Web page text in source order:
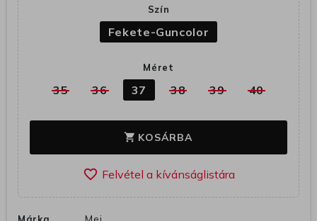
Szín
Fekete-Guncolor
Méret
35 36 37 38 39 40
shopping_cart KOSÁRBA
favorite_border